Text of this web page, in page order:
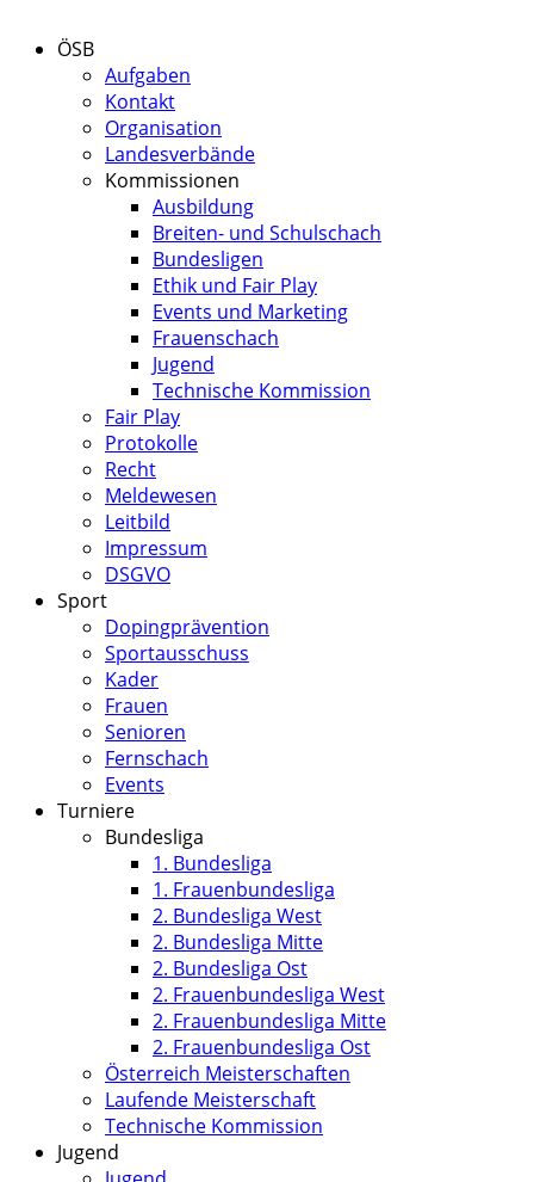
ÖSB
Aufgaben
Kontakt
Organisation
Landesverbände
Kommissionen
Ausbildung
Breiten- und Schulschach
Bundesligen
Ethik und Fair Play
Events und Marketing
Frauenschach
Jugend
Technische Kommission
Fair Play
Protokolle
Recht
Meldewesen
Leitbild
Impressum
DSGVO
Sport
Dopingprävention
Sportausschuss
Kader
Frauen
Senioren
Fernschach
Events
Turniere
Bundesliga
1. Bundesliga
1. Frauenbundesliga
2. Bundesliga West
2. Bundesliga Mitte
2. Bundesliga Ost
2. Frauenbundesliga West
2. Frauenbundesliga Mitte
2. Frauenbundesliga Ost
Österreich Meisterschaften
Laufende Meisterschaft
Technische Kommission
Jugend